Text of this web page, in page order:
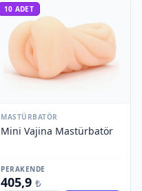
10 ADET
MASTÜRBATÖR
Mini Vajina Mastürbatör
PERAKENDE
405,9 ₺